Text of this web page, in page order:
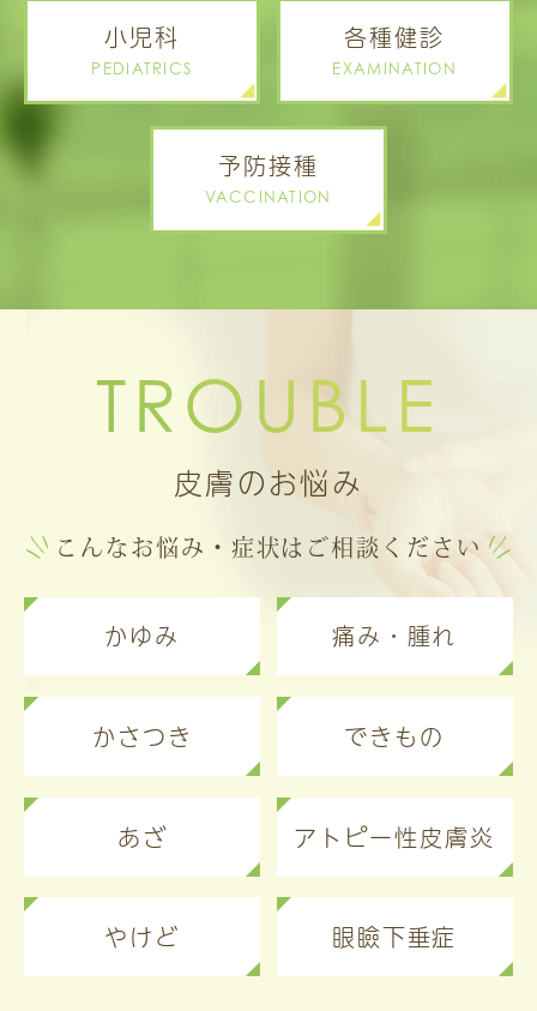
小児科
PEDIATRICS
各種健診
EXAMINATION
予防接種
VACCINATION
TROUBLE
皮膚のお悩み
こんなお悩み・症状はご相談ください
かゆみ 痛み・腫れ
かさつき できもの
あざ アトピー性皮膚炎
やけど 眼瞼下垂症